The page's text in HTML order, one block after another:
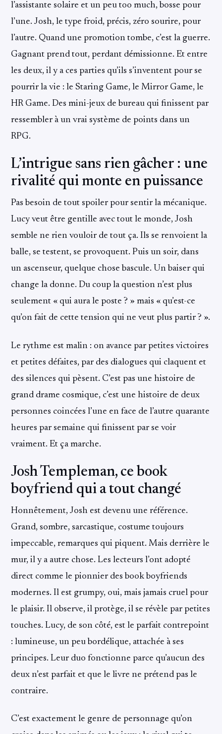
l’assistante solaire et un peu too much, bosse pour
l’une. Josh, le type froid, précis, zéro sourire, pour
l’autre. Quand une promotion tombe, c’est la guerre.
Gagnant prend tout, perdant démissionne. Et entre
les deux, il y a ces parties qu’ils s’inventent pour se
pourrir la vie : le Staring Game, le Mirror Game, le
HR Game. Des mini-jeux de bureau qui finissent par
ressembler à un vrai système de points dans un
RPG.
L’intrigue sans rien gâcher : une
rivalité qui monte en puissance
Pas besoin de tout spoiler pour sentir la mécanique.
Lucy veut être gentille avec tout le monde, Josh
semble ne rien vouloir de tout ça. Ils se renvoient la
balle, se testent, se provoquent. Puis un soir, dans
un ascenseur, quelque chose bascule. Un baiser qui
change la donne. Du coup la question n’est plus
seulement « qui aura le poste ? » mais « qu’est-ce
qu’on fait de cette tension qui ne veut plus partir ? ».
Le rythme est malin : on avance par petites victoires
et petites défaites, par des dialogues qui claquent et
des silences qui pèsent. C’est pas une histoire de
grand drame cosmique, c’est une histoire de deux
personnes coincées l’une en face de l’autre quarante
heures par semaine qui finissent par se voir
vraiment. Et ça marche.
Josh Templeman, ce book
boyfriend qui a tout changé
Honnêtement, Josh est devenu une référence.
Grand, sombre, sarcastique, costume toujours
impeccable, remarques qui piquent. Mais derrière le
mur, il y a autre chose. Les lecteurs l’ont adopté
direct comme le pionnier des book boyfriends
modernes. Il est grumpy, oui, mais jamais cruel pour
le plaisir. Il observe, il protège, il se révèle par petites
touches. Lucy, de son côté, est le parfait contrepoint
: lumineuse, un peu bordélique, attachée à ses
principes. Leur duo fonctionne parce qu’aucun des
deux n’est parfait et que le livre ne prétend pas le
contraire.
C’est exactement le genre de personnage qu’on